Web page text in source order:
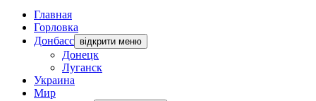
Главная
Горловка
Донбасс відкрити меню
Донецк
Луганск
Украина
Мир